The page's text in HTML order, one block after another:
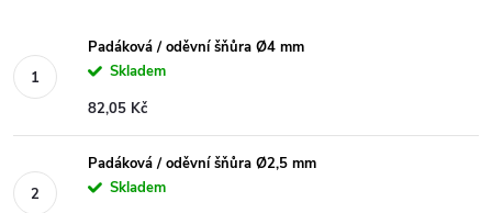
Padáková / oděvní šňůra Ø4 mm
Skladem
82,05 Kč
Padáková / oděvní šňůra Ø2,5 mm
Skladem